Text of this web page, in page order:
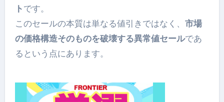
トです。
このセールの本質は単なる値引きではなく、 市場
の価格構造そのものを破壊する異常値セールであ
るという点にあります。